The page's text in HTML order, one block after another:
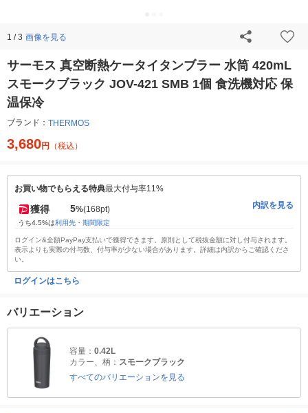
1 / 3 画像を見る
サーモス 真空断熱ケータイタンブラー 水筒 420mL
スモークブラック JOV-421 SMB 1個 食洗機対応 保
温保冷
ブランド： THERMOS
3,680円 （税込）
お買い物でもらえる特典最大付与率11%
獲得 5%(168pt)
うち4.5%は利用先・期間限定
内訳を見る
ログイン&全額PayPay支払いで獲得できます。原則として税抜金額に対し付与されます。
表示よりも実際の付与数、付与率が少ない場合があります。詳細は内訳からご確認くださ
い。
ログインはこちら
バリエーション
容量： 0.42L
カラー、柄： スモークブラック
すべてのバリエーションを見る